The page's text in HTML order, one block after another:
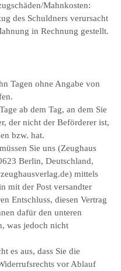
Mahnkosten:
des Schuldners verursacht
in Rechnung gestellt.
Tagen ohne Angabe von
ab dem Tag, an dem Sie
der nicht der Beförderer ist,
bzw. hat.
Sie uns (Zeughaus
Berlin, Deutschland,
mittels
mit der Post versandter
Entschluss, diesen Vertrag
dafür den unteren
was jedoch nicht
es aus, dass Sie die
vor Ablauf